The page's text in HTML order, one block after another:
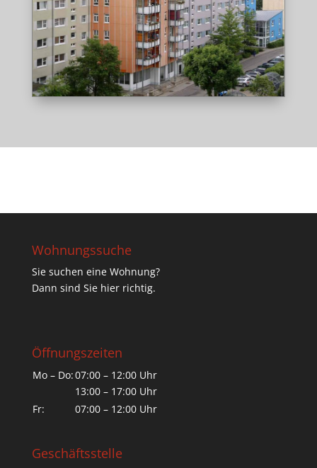
Wohnungssuche
Sie suchen eine Wohnung?
Dann sind Sie hier richtig.
Öffnungszeiten
Mo – Do:07:00 – 12:00 Uhr
13:00 – 17:00 Uhr
Fr:
07:00 – 12:00 Uhr
Geschäftsstelle